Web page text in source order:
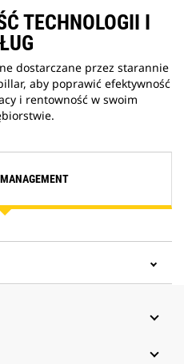
TECHNOLOGII I
dostarczane przez starannie
aby poprawić efektywność
i rentowność w swoim